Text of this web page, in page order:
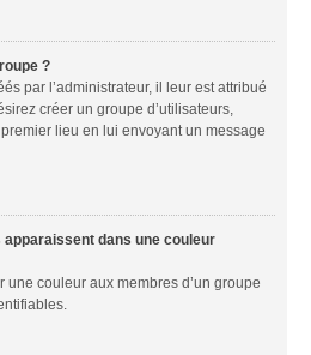
?
par l’administrateur, il leur est attribué
créer un groupe d’utilisateurs,
lieu en lui envoyant un message
dans une couleur
une couleur aux membres d’un groupe